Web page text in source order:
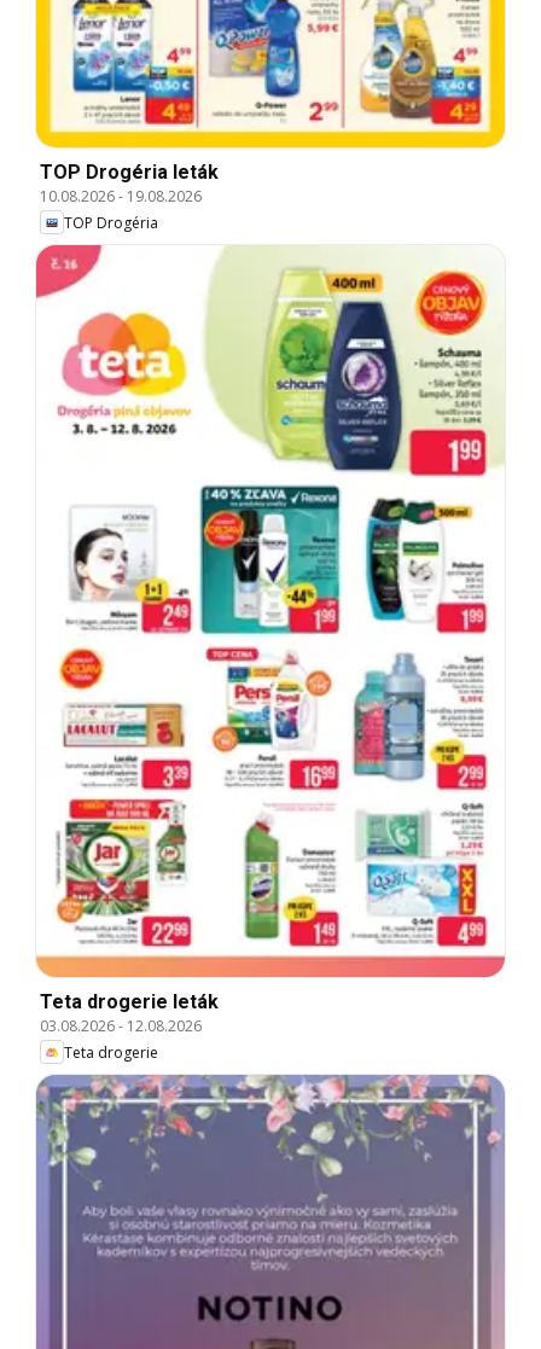
TOP Drogéria leták
10.08.2026- 19.08.2026
TOP Drogéria
Teta drogerie leták
03.08.2026- 12.08.2026
Teta drogerie